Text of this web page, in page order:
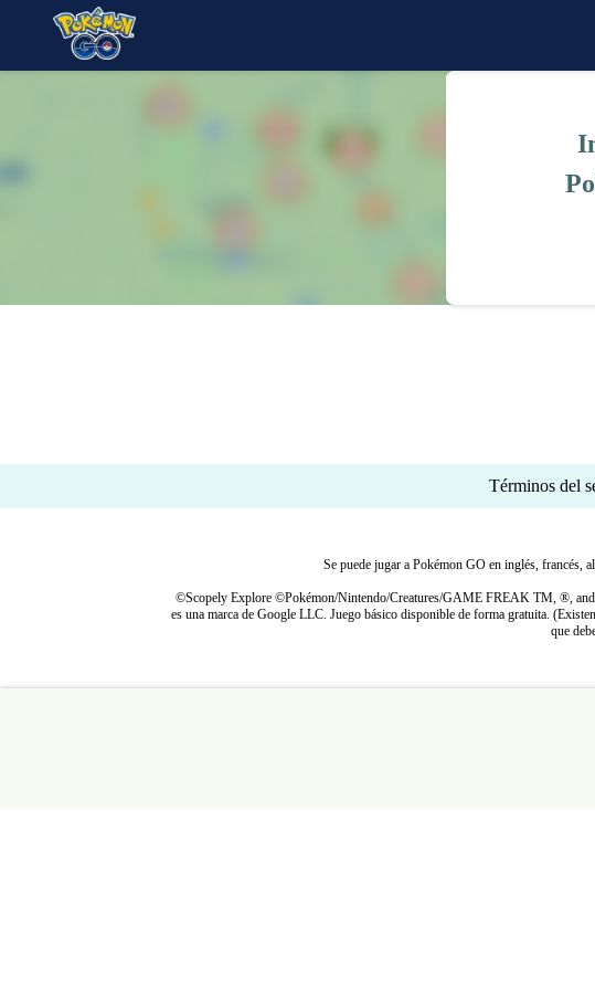
Términos del
Se puede jugar a Pokémon GO en inglés, francés,
©Scopely Explore ©Pokémon/Nintendo/Creatures/GAME FREAK TM, ®, and
es una marca de Google LLC. Juego básico disponible de forma gratuita.
que